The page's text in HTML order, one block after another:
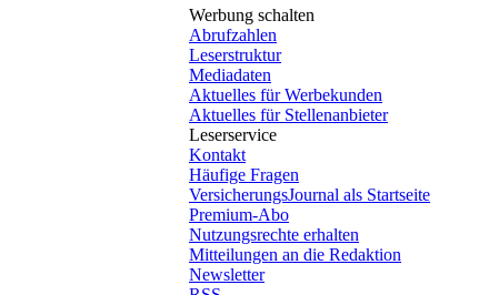
Werbung schalten
Abrufzahlen
Leserstruktur
Mediadaten
Aktuelles für Werbekunden
Aktuelles für Stellenanbieter
Leserservice
Kontakt
Häufige Fragen
VersicherungsJournal als Startseite
Premium-Abo
Nutzungsrechte erhalten
Mitteilungen an die Redaktion
Newsletter